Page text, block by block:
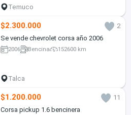
Temuco
$2.300.000
2
Se vende chevrolet corsa año 2006
2006 Bencina 152600 km
Talca
$1.200.000
11
Corsa pickup 1.6 bencinera